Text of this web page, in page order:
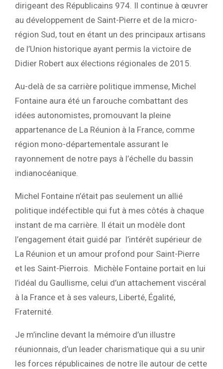
dirigeant des Républicains 974. Il continue à œuvrer
au développement de Saint-Pierre et de la micro-
région Sud, tout en étant un des principaux artisans
de l’Union historique ayant permis la victoire de
Didier Robert aux élections régionales de 2015.
Au-delà de sa carrière politique immense, Michel
Fontaine aura été un farouche combattant des
idées autonomistes, promouvant la pleine
appartenance de La Réunion à la France, comme
région mono-départementale assurant le
rayonnement de notre pays à l’échelle du bassin
indianocéanique.
Michel Fontaine n’était pas seulement un allié
politique indéfectible qui fut à mes côtés à chaque
instant de ma carrière. Il était un modèle dont
l’engagement était guidé par l’intérêt supérieur de
La Réunion et un amour profond pour Saint-Pierre
et les Saint-Pierrois. Michèle Fontaine portait en lui
l’idéal du Gaullisme, celui d’un attachement viscéral
à la France et à ses valeurs, Liberté, Égalité,
Fraternité.
Je m’incline devant la mémoire d’un illustre
réunionnais, d’un leader charismatique qui a su unir
les forces républicaines de notre île autour de cette